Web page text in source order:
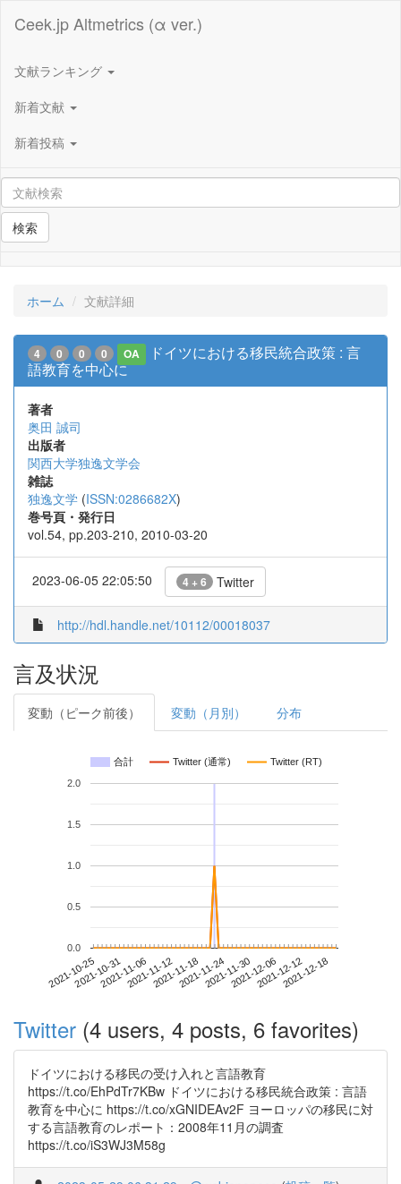
Ceek.jp Altmetrics (α ver.)
文献ランキング
新着文献
新着投稿
検索
ホーム 文献詳細
4 0 0 0 OA
ドイツにおける移民統合政策 : 言
語教育を中心に
著者
奥田 誠司
出版者
関西大学独逸文学会
雑誌
独逸文学 (ISSN:0286682X)
巻号頁・発行日
vol.54, pp.203-210, 2010-03-20
2023-06-05 22:05:50 4 + 6 Twitter
http://hdl.handle.net/10112/00018037
言及状況
変動（ピーク前後） 変動（月別） 分布
合計 Twitter (通常) Twitter (RT)
2021-10-252021-10-312021-11-062021-11-122021-11-182021-11-242021-11-302021-12-062021-12-122021-12-18
0.0
0.5
1.0
1.5
2.0
Twitter (4 users, 4 posts, 6 favorites)
ドイツにおける移民の受け入れと言語教育
https://t.co/EhPdTr7KBw ドイツにおける移民統合政策 : 言語
教育を中心に https://t.co/xGNIDEAv2F ヨーロッパの移民に対
する言語教育のレポート：2008年11月の調査
https://t.co/iS3WJ3M58g